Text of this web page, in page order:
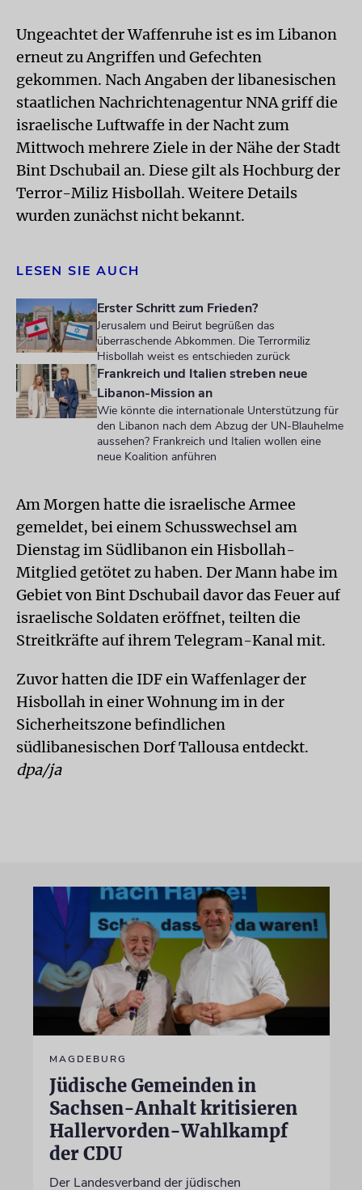
Ungeachtet der Waffenruhe ist es im Libanon
erneut zu Angriffen und Gefechten
gekommen. Nach Angaben der libanesischen
staatlichen Nachrichtenagentur NNA griff die
israelische Luftwaffe in der Nacht zum
Mittwoch mehrere Ziele in der Nähe der Stadt
Bint Dschubail an. Diese gilt als Hochburg der
Terror-Miliz Hisbollah. Weitere Details
wurden zunächst nicht bekannt.
LESEN SIE AUCH
Erster Schritt zum Frieden?
Jerusalem und Beirut begrüßen das
überraschende Abkommen. Die Terrormiliz
Hisbollah weist es entschieden zurück
Frankreich und Italien streben neue
Libanon-Mission an
Wie könnte die internationale Unterstützung für
den Libanon nach dem Abzug der UN-Blauhelme
aussehen? Frankreich und Italien wollen eine
neue Koalition anführen
Am Morgen hatte die israelische Armee
gemeldet, bei einem Schusswechsel am
Dienstag im Südlibanon ein Hisbollah-
Mitglied getötet zu haben. Der Mann habe im
Gebiet von Bint Dschubail davor das Feuer auf
israelische Soldaten eröffnet, teilten die
Streitkräfte auf ihrem Telegram-Kanal mit.
Zuvor hatten die IDF ein Waffenlager der
Hisbollah in einer Wohnung im in der
Sicherheitszone befindlichen
südlibanesischen Dorf Tallousa entdeckt.
dpa/ja
MAGDEBURG
Jüdische Gemeinden in
Sachsen-Anhalt kritisieren
Hallervorden-Wahlkampf
der CDU
Der Landesverband der jüdischen